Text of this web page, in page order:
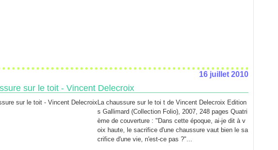
16 juillet 2010
sur le toit - Vincent Delecroix
La chaussure sur le toi t de Vincent Delecroix Edition
s Gallimard (Collection Folio), 2007, 248 pages Quatri
ème de couverture : "Dans cette époque, ai-je dit à v
oix haute, le sacrifice d'une chaussure vaut bien le sa
crifice d'une vie, n'est-ce pas ?"...